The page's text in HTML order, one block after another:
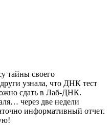
тайны своего
узнала, что ДНК тест
сдать в Лаб-ДНК.
через две недели
информативный отчет.